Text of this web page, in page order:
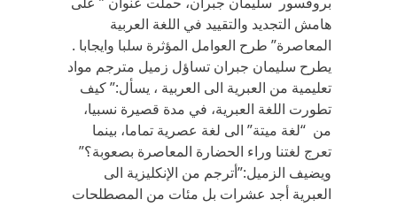
هامش التجديد والتقييد في اللغة العربية
المعاصرة” طرح العوامل المؤثرة سلبا وايجابا .
يطرح سليمان جبران تساؤل زميل مترجم مواد
تعليمية من العبرية الى العربية ، يسأل:” كيف
تطورت اللغة العبرية، في مدة قصيرة نسبيا،
من “لغة ميتة” الى لغة عصرية تماما، بينما
تعرج لغتنا وراء الحضارة المعاصرة بصعوبة؟”
ويضيف الزميل:”أترجم من الإنكليزية الى
العبرية أجد عشرات بل مئات من المصطلحات